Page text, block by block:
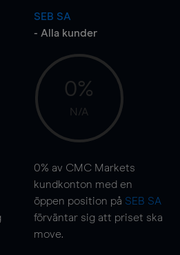
SEB SA
- Alla kunder
0%
N/A
0% av CMC Markets
kundkonton med en
öppen position på SEB SA
förväntar sig att priset ska
move.